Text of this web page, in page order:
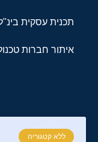
תכנית עסקית בינ"ל
איתור חברות
ללא קטגוריה